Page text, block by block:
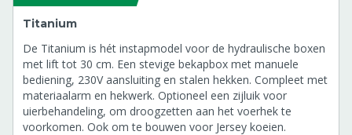
Titanium
De Titanium is hét instapmodel voor de hydraulische boxen
met lift tot 30 cm. Een stevige bekapbox met manuele
bediening, 230V aansluiting en stalen hekken. Compleet met
materiaalarm en hekwerk. Optioneel een zijluik voor
uierbehandeling, om droogzetten aan het voerhek te
voorkomen. Ook om te bouwen voor Jersey koeien.